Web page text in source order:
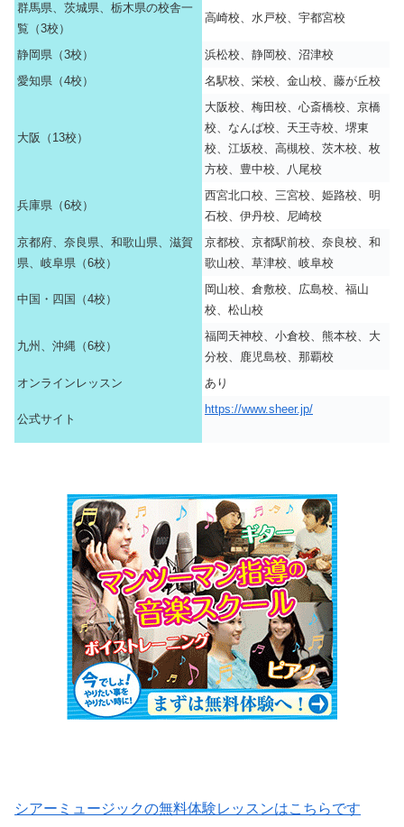
群馬県、茨城県、栃木県の校舎一
覧（3校）
高崎校、水戸校、宇都宮校
静岡県（3校）
浜松校、静岡校、沼津校
愛知県（4校）
名駅校、栄校、金山校、藤が丘校
大阪（13校）
大阪校、梅田校、心斎橋校、京橋
校、なんば校、天王寺校、堺東
校、江坂校、高槻校、茨木校、枚
方校、豊中校、八尾校
兵庫県（6校）
西宮北口校、三宮校、姫路校、明
石校、伊丹校、尼崎校
京都府、奈良県、和歌山県、滋賀
県、岐阜県（6校）
京都校、京都駅前校、奈良校、和
歌山校、草津校、岐阜校
中国・四国（4校）
岡山校、倉敷校、広島校、福山
校、松山校
九州、沖縄（6校）
福岡天神校、小倉校、熊本校、大
分校、鹿児島校、那覇校
オンラインレッスン
あり
公式サイト
https://www.sheer.jp/
シアーミュージックの無料体験レッスンはこちらです